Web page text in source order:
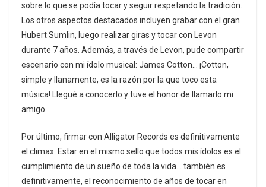
sobre lo que se podía tocar y seguir respetando la tradición.
Los otros aspectos destacados incluyen grabar con el gran
Hubert Sumlin, luego realizar giras y tocar con Levon
durante 7 años. Además, a través de Levon, pude compartir
escenario con mi ídolo musical: James Cotton… ¡Cotton,
simple y llanamente, es la razón por la que toco esta
música! Llegué a conocerlo y tuve el honor de llamarlo mi
amigo.
Por último, firmar con Alligator Records es definitivamente
el climax. Estar en el mismo sello que todos mis ídolos es el
cumplimiento de un sueño de toda la vida… también es
definitivamente, el reconocimiento de años de tocar en